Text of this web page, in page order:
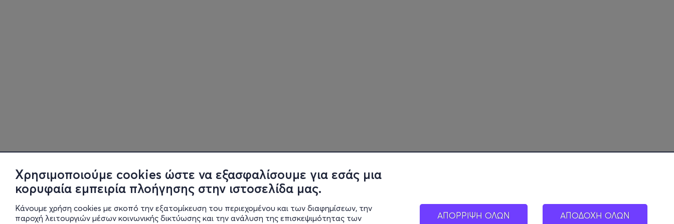
Χρησιμοποιούμε cookies ώστε να εξασφαλίσουμε για εσάς μια
κορυφαία εμπειρία πλοήγησης στην ιστοσελίδα μας.
Κάνουμε χρήση cookies με σκοπό την εξατομίκευση του περιεχομένου και των διαφημίσεων, την
παροχή λειτουργιών μέσων κοινωνικής δικτύωσης και την ανάλυση της επισκεψιμότητας των
ΑΠΟΡΡΙΨΗ ΟΛΩΝ ΑΠΟΔΟΧΗ ΟΛΩΝ